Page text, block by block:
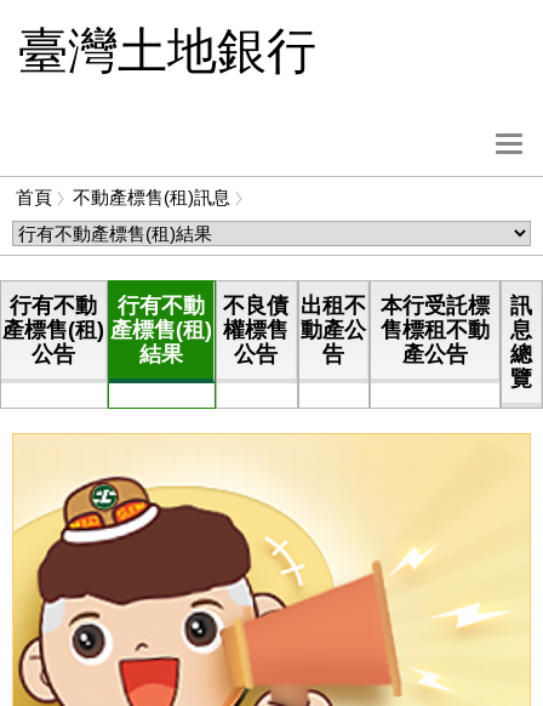
臺灣土地銀行
選
單
鈕
首頁
不動產標售(租)訊息
麵
包
屑
行有不動
產標售(租)
公告
行有不動
產標售(租)
結果
不良債
權標售
公告
出租不
動產公
告
本行受託標
售標租不動
產公告
訊
息
總
覽